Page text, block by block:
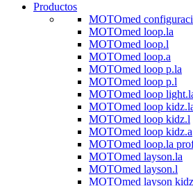
Productos
MOTOmed
MOTOmed loop.la
MOTOmed loop.l
MOTOmed loop.a
MOTOmed loop p.la
MOTOmed loop p.l
MOTOmed loop
MOTOmed loop
MOTOmed loop kidz.l
MOTOmed loop kidz.a
MOTOmed loop.la
MOTOmed layson.la
MOTOmed layson.l
MOTOmed layson